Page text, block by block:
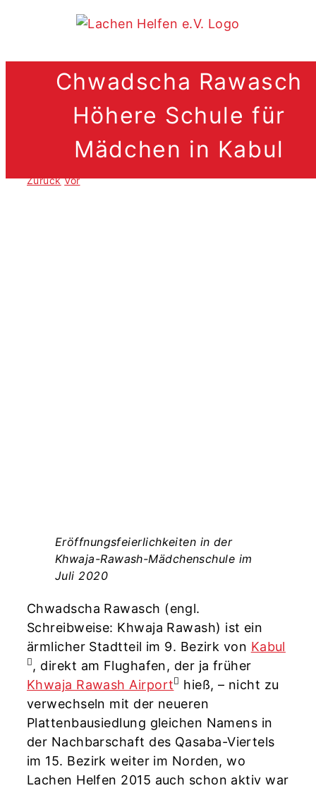
Chwadscha Rawasch
Höhere Schule für
Mädchen in Kabul
Zurück Vor
Eröffnungsfeierlichkeiten in der
Khwaja-Rawash-Mädchenschule im
Juli 2020
Chwadscha Rawasch (engl.
Schreibweise: Khwaja Rawash) ist ein
ärmlicher Stadtteil im 9. Bezirk von Kabul
, direkt am Flughafen, der ja früher
Khwaja Rawash Airport
hieß, – nicht zu
verwechseln mit der neueren
Plattenbausiedlung gleichen Namens in
der Nachbarschaft des Qasaba-Viertels
im 15. Bezirk weiter im Norden, wo
Lachen Helfen 2015 auch schon aktiv war